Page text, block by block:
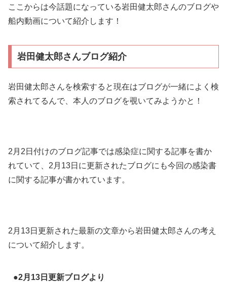
ここからは今話題になっている岩田健太郎さんのブログや
船内動画について紹介します！
岩田健太郎さんブログ紹介
岩田健太郎さんを検索すると現在はブログが一緒によく検
索されてるんで、本人のブログを覗いてみようかと！
2月2日付けのブログ記事では感染症に関する記事を書か
れていて、2月13日に更新されたブログにも今回の感染書
に関する記事が書かれています。
2月13日更新された最新の文章から岩田健太郎さんの考え
について紹介します。
●2月13日更新ブログより